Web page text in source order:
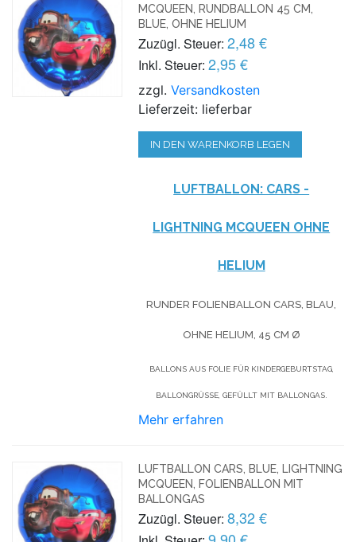
MCQUEEN, RUNDBALLON 45 CM,
BLUE, OHNE HELIUM
Zuzügl. Steuer: 2,48 €
Inkl. Steuer: 2,95 €
zzgl.Versandkosten
Lieferzeit: lieferbar
IN DEN WARENKORB LEGEN
LUFTBALLON: CARS -
LIGHTNING MCQUEEN OHNE
HELIUM
RUNDER FOLIENBALLON CARS, BLAU,
OHNE HELIUM, 45 CM Ø
BALLONS AUS FOLIE FÜR KINDERGEBURTSTAG,
BALLONGRÜSSE, GEFÜLLT MIT BALLONGAS.
Mehr erfahren
LUFTBALLON CARS, BLUE, LIGHTNING
MCQUEEN, FOLIENBALLON MIT
BALLONGAS
Zuzügl. Steuer: 8,32 €